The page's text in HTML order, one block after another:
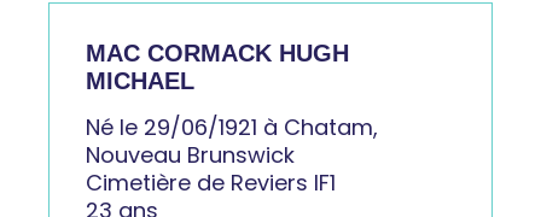
MAC CORMACK HUGH
MICHAEL
Né le 29/06/1921 à Chatam,
Nouveau Brunswick
Cimetière de Reviers IF1
23 ans